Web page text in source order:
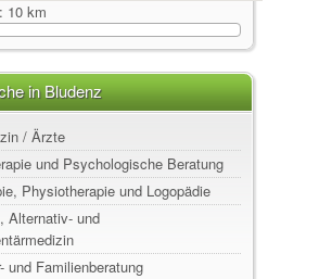
10 km
in Bludenz
/ Ärzte
und Psychologische Beratung
Physiotherapie und Logopädie
Alternativ- und
und Familienberatung